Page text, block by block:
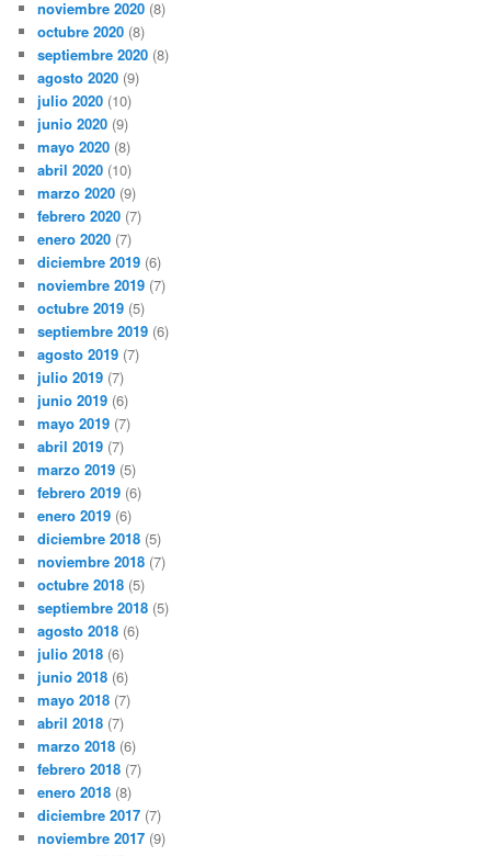
noviembre 2020 (8)
octubre 2020 (8)
septiembre 2020 (8)
agosto 2020 (9)
julio 2020 (10)
junio 2020 (9)
mayo 2020 (8)
abril 2020 (10)
marzo 2020 (9)
febrero 2020 (7)
enero 2020 (7)
diciembre 2019 (6)
noviembre 2019 (7)
octubre 2019 (5)
septiembre 2019 (6)
agosto 2019 (7)
julio 2019 (7)
junio 2019 (6)
mayo 2019 (7)
abril 2019 (7)
marzo 2019 (5)
febrero 2019 (6)
enero 2019 (6)
diciembre 2018 (5)
noviembre 2018 (7)
octubre 2018 (5)
septiembre 2018 (5)
agosto 2018 (6)
julio 2018 (6)
junio 2018 (6)
mayo 2018 (7)
abril 2018 (7)
marzo 2018 (6)
febrero 2018 (7)
enero 2018 (8)
diciembre 2017 (7)
noviembre 2017 (9)